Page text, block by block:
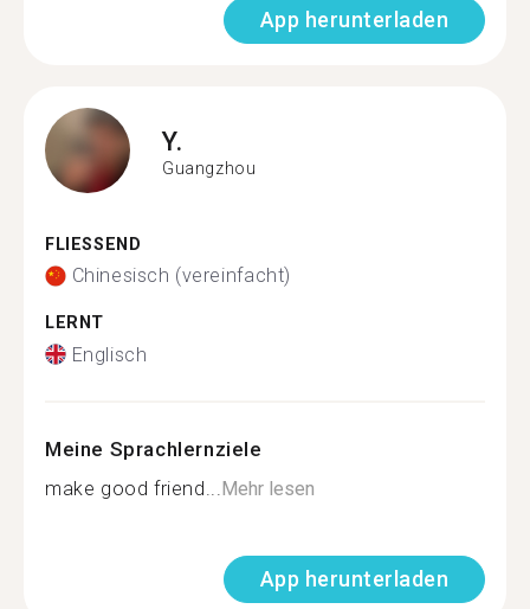
App herunterladen
Y.
Guangzhou
FLIESSEND
Chinesisch (vereinfacht)
LERNT
Englisch
Meine Sprachlernziele
make good friend... Mehr lesen
App herunterladen